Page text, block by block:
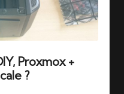
Proxmox +
?